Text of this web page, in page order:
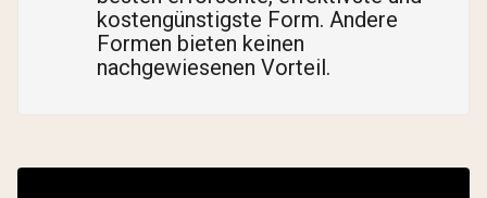
kostengünstigste Form. Andere
Formen bieten keinen
nachgewiesenen Vorteil.